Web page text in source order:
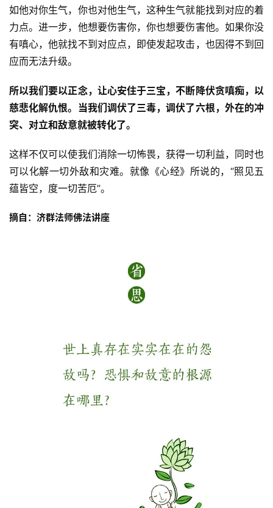
资
讯
点
如他对你生气，你也对他生气，这种生气就能找到对应的着
力点。进一步，他想要伤害你，你也想要伤害他。如果你没
有嗔心，他就找不到对应点，即使发起攻击，也因得不到回
应而无法升级。
所以我们要以正念，让心安住于三宝，不断降伏贪嗔痴，以
慈悲化解仇恨。当我们调伏了三毒，调伏了六根，外在的冲
突、对立和敌意就被转化了。
这样不仅可以使我们消除一切怖畏，获得一切利益，同时也
可以化解一切外敌和灾难。就像《心经》所说的，“照见五
蕴皆空，度一切苦厄”。
摘自：济群法师佛法讲座